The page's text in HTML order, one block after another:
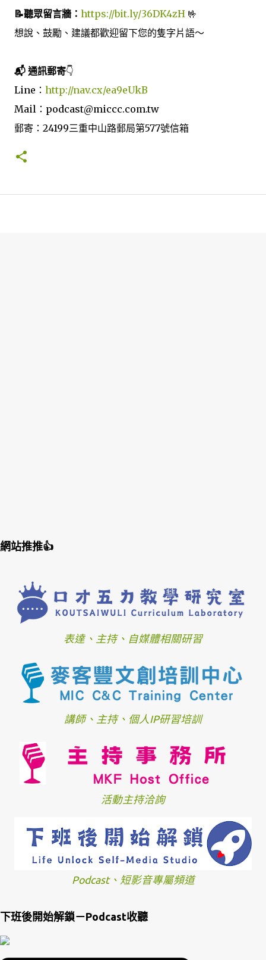
📝聽眾留言牆： https://bit.ly/36DK4zH 🤟
想說、鼓勵、建議都歡迎留下您的隻字片語～
📬 通訊郵寄👇
Line： http://nav.cx/ea9eUkB
Mail：podcast@miccc.com.tw
郵寄：24199三重中山路郵局第577號信箱
網站推推👍
表達、主持、自媒體相關研習
講師、主持、個人IP研習培訓
活動主持洽詢
Podcast、短影音專屬頻道
下班後開始解鎖－Podcast收聽